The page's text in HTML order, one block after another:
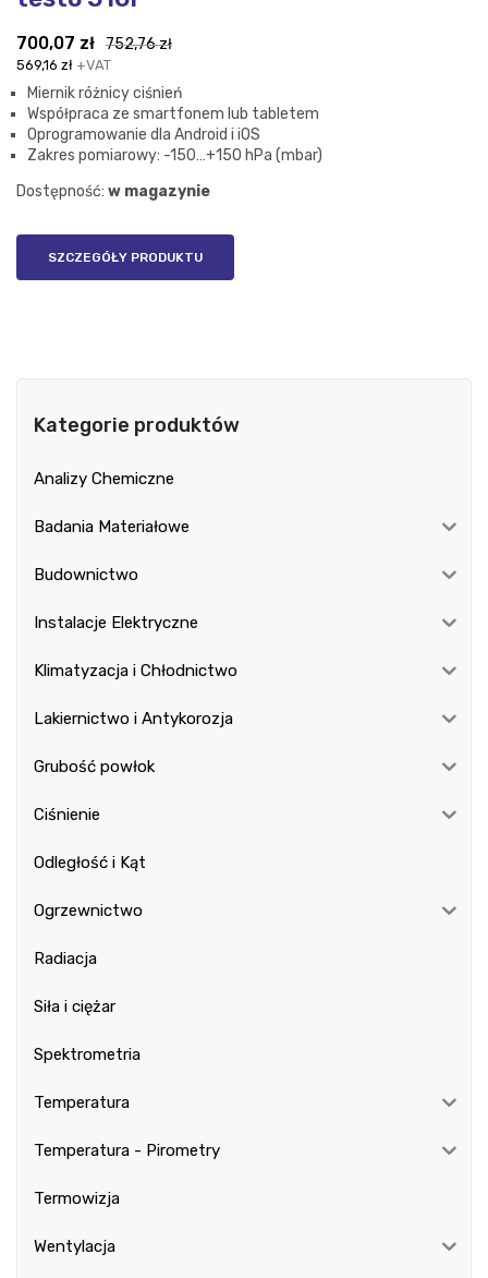
752,76zł
wynosiła:
752,76 zł.
700,07 zł
wynosi:
700,07 zł.
569,16 zł +VAT
Miernik różnicy ciśnień
Współpraca ze smartfonem lub tabletem
Oprogramowanie dla Android i iOS
Zakres pomiarowy: -150…+150 hPa (mbar)
Dostępność: w magazynie
SZCZEGÓŁY PRODUKTU
Kategorie produktów
Analizy Chemiczne
Badania Materiałowe
Budownictwo
Instalacje Elektryczne
Klimatyzacja i Chłodnictwo
Lakiernictwo i Antykorozja
Grubość powłok
Ciśnienie
Odległość i Kąt
Ogrzewnictwo
Radiacja
Siła i ciężar
Spektrometria
Temperatura
Temperatura - Pirometry
Termowizja
Wentylacja